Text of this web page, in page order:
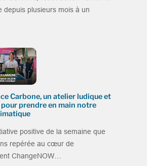
depuis plusieurs mois à un
Carbone, un atelier ludique et
prendre en main notre
positive de la semaine que
repérée au cœur de
ChangeNOW…